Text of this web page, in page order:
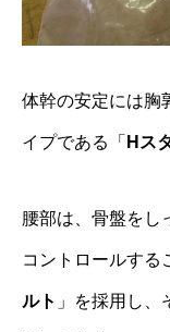
体幹の安定には胸
イプである「 Hス
腰部は、骨盤をし
コントロールする
ルト 」を採用し